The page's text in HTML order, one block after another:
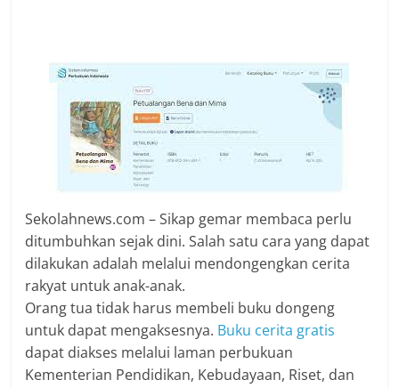
Sekolahnews.com – Sikap gemar membaca perlu
ditumbuhkan sejak dini. Salah satu cara yang dapat
dilakukan adalah melalui mendongengkan cerita
rakyat untuk anak-anak.
Orang tua tidak harus membeli buku dongeng
untuk dapat mengaksesnya. Buku cerita gratis
dapat diakses melalui laman perbukuan
Kementerian Pendidikan, Kebudayaan, Riset, dan